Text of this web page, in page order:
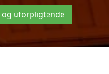
og uforpligtende